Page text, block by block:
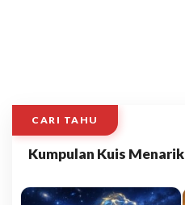
CARI TAHU
Kumpulan Kuis Menarik